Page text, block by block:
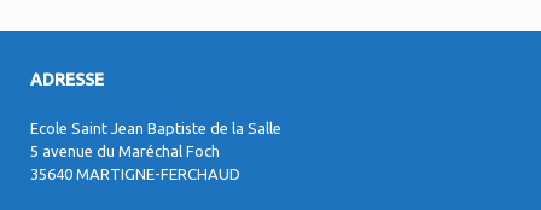
ADRESSE
Ecole Saint Jean Baptiste de la Salle
5 avenue du Maréchal Foch
35640 MARTIGNE-FERCHAUD